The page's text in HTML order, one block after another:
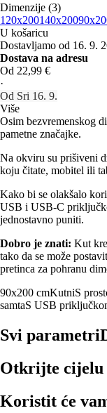
Dimenzije (3)
120x200140x200
U košaricu
Dostavljamo od 16. 9.
Dostava na adresu
Od 22,99 €
·
Od Sri 16. 9.
Više
Osim bezvremenskog
pametne značajke.
Na okviru su prišiveni
koju čitate, mobitel ili
Kako bi se olakšalo
USB i USB-C
jednostavno puniti.
Dobro je znati: Kut
tako da se može
pretinca za pohranu
90x200 cmKutniS
samtaS USB
Svi parametri
Otkrijte cijelu
Koristit će